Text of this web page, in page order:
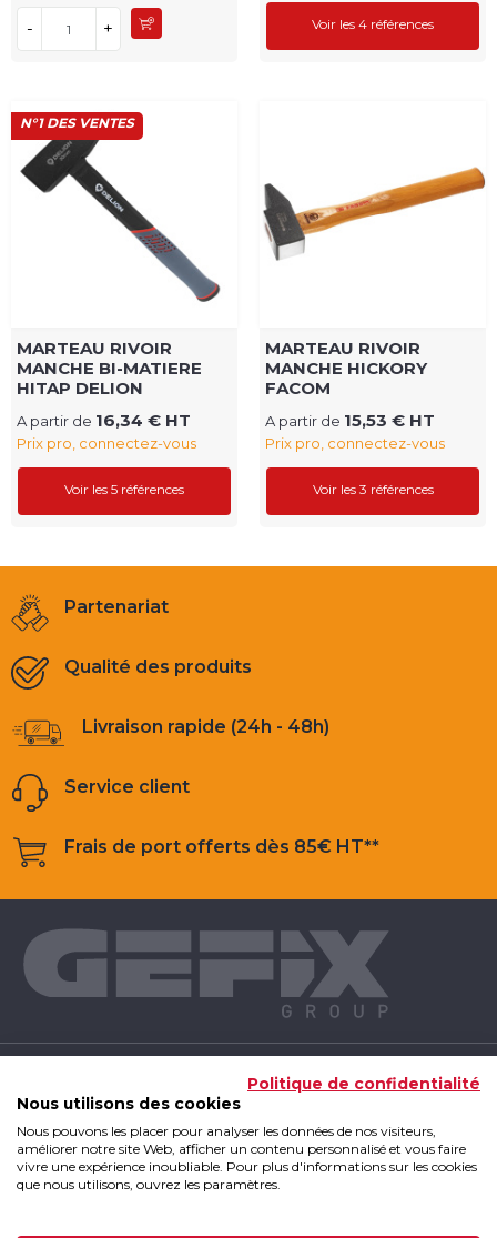
- + Voir les 4 références
N°1 DES VENTES
MARTEAU RIVOIR
MANCHE BI-MATIERE
HITAP DELION
A partir de 16,34 € HT
Prix pro, connectez-vous
Voir les 5 références
MARTEAU RIVOIR
MANCHE HICKORY
FACOM
A partir de 15,53 € HT
Prix pro, connectez-vous
Voir les 3 références
Partenariat
Qualité des produits
Livraison rapide (24h - 48h)
Service client
Frais de port offerts dès 85€ HT**
INFOS UTILES
Politique de confidentialité
Nous utilisons des cookies
Nous pouvons les placer pour analyser les données de nos visiteurs,
améliorer notre site Web, afficher un contenu personnalisé et vous faire
vivre une expérience inoubliable. Pour plus d'informations sur les cookies
que nous utilisons, ouvrez les paramètres.